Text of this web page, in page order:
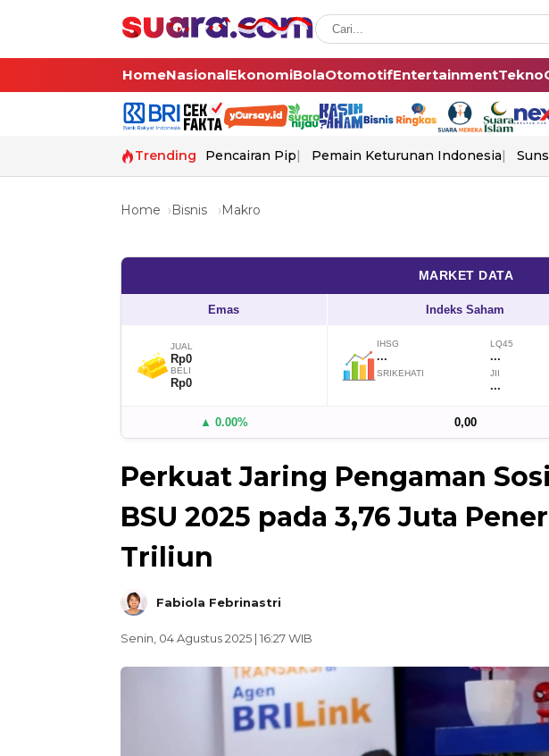
HomeNasionalEkonomiBolaOtomotifEntertainmentTekno
Trending Pencairan Pip Pemain Keturunan Indonesia
Home Bisnis Makro
MARKET DATA
Emas Indeks Saham
JUAL
Rp0
BELI
Rp0
IHSG
...
LQ45
...
SRIKEHATI JII
...
▲ 0.00% 0,00
Perkuat Jaring Pengaman
BSU 2025 pada 3,76 Juta
Triliun
Fabiola Febrinastri
Senin, 04 Agustus 2025 | 16:27 WIB